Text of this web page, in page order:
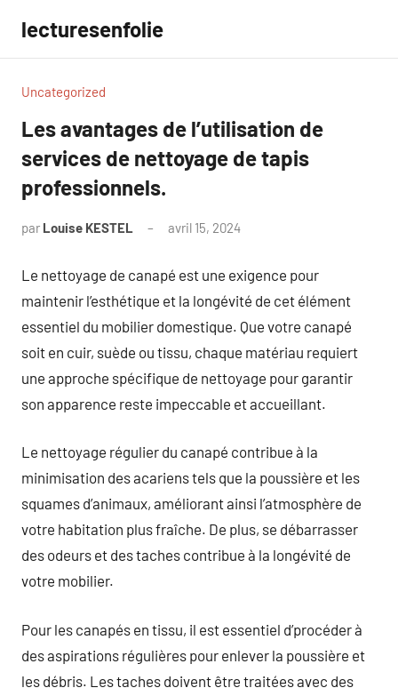
contenu
lecturesenfolie
Uncategorized
Les avantages de l’utilisation de
services de nettoyage de tapis
professionnels.
par Louise KESTEL avril 15, 2024
Le nettoyage de canapé est une exigence pour
maintenir l’esthétique et la longévité de cet élément
essentiel du mobilier domestique. Que votre canapé
soit en cuir, suède ou tissu, chaque matériau requiert
une approche spécifique de nettoyage pour garantir
son apparence reste impeccable et accueillant.
Le nettoyage régulier du canapé contribue à la
minimisation des acariens tels que la poussière et les
squames d’animaux, améliorant ainsi l’atmosphère de
votre habitation plus fraîche. De plus, se débarrasser
des odeurs et des taches contribue à la longévité de
votre mobilier.
Pour les canapés en tissu, il est essentiel d’procéder à
des aspirations régulières pour enlever la poussière et
les débris. Les taches doivent être traitées avec des